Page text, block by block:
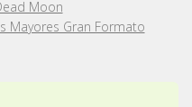
Moon
Mayores Gran Formato